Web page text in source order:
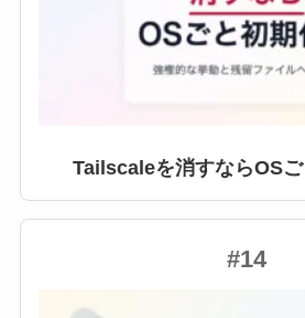
Tailscaleを消すならOSご
#14